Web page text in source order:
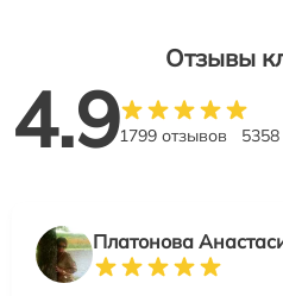
Отзывы
4.91799 отзывов
Платонова